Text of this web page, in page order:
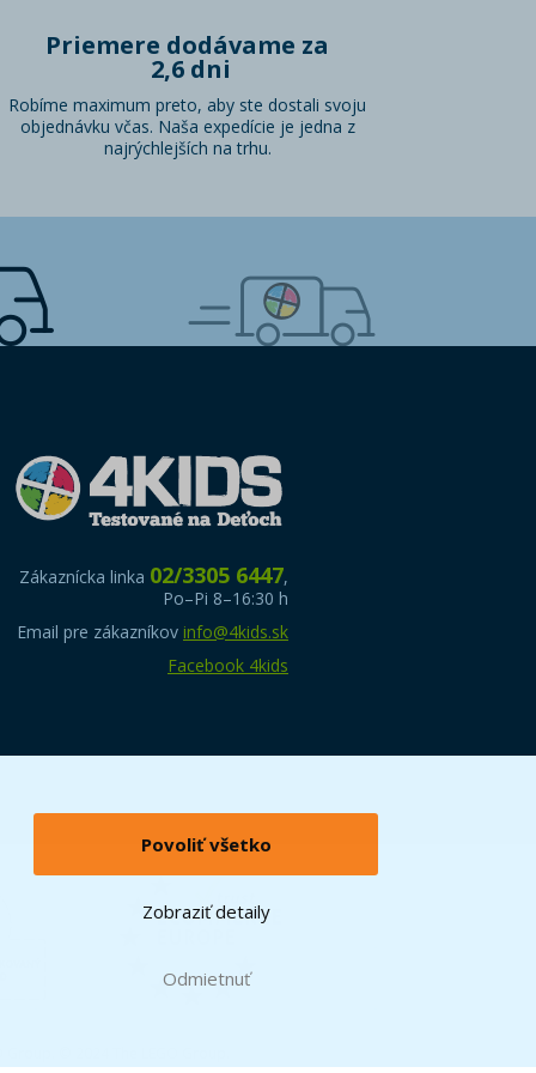
Povoliť všetko
Zobraziť detaily
Odmietnuť
Priemere dodávame za
2,6 dni
Robíme maximum preto, aby ste dostali svoju
objednávku včas. Naša expedície je jedna z
najrýchlejších na trhu.
Zákaznícka linka 02/3305 6447,
Po–Pi 8–16:30 h
Email pre zákazníkov info@4kids.sk
Facebook 4kids